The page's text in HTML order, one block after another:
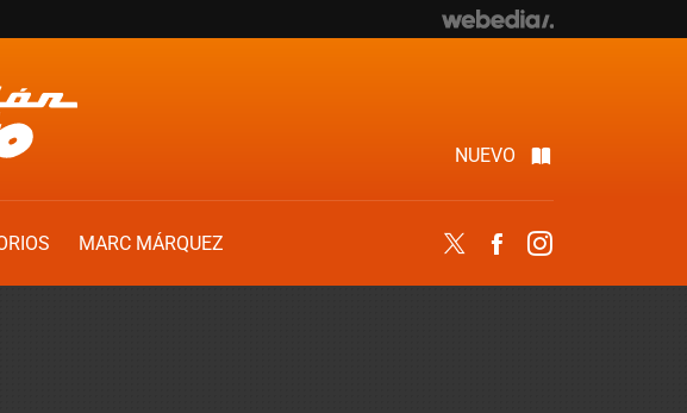
NUEVO
MARC MÁRQUEZ
Twitter Facebook